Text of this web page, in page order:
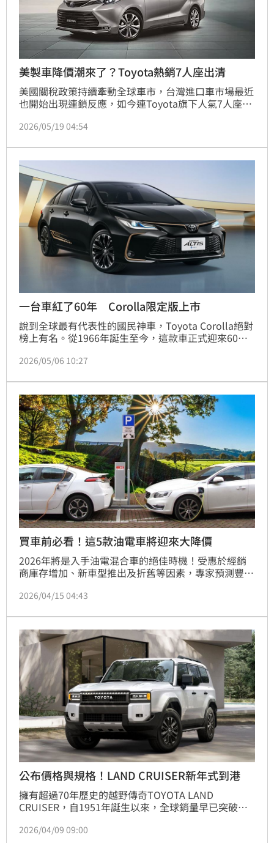
美製車降價潮來了？Toyota熱銷7人座出清
美國關稅政策持續牽動全球車市，台灣進口車市場最近
也開始出現連鎖反應，如今連Toyota旗下人氣7人座
2026/05/19 04:54
一台車紅了60年 Corolla限定版上市
說到全球最有代表性的國民神車，Toyota Corolla絕對
榜上有名。從1966年誕生至今，這款車正式迎來60週
輛，堪稱汽車界傳奇。
2026/05/06 10:27
買車前必看！這5款油電車將迎來大降價
2026年將是入手油電混合車的絕佳時機！受惠於經銷
商庫存增加、新車型推出及折舊等因素，專家預測豐田
Hybrid、克萊斯勒Pacifica Hybrid與起亞Sportage
尋求經濟實惠購車方案的中產階級及退休人士來說，是
節省數千美元的絕佳機會。隨著汽車動力系統技術普及
2026/04/15 04:43
公布價格與規格！LAND CRUISER新年式到港
擁有超過70年歷史的越野傳奇TOYOTA LAND
CRUISER，自1951年誕生以來，全球銷量早已突破千
藉「BACK TO THE ORIGIN」核心理念，再度掀起越野
2026/04/09 09:00